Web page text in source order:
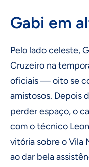
Gabi em
Pelo lado celeste,
Cruzeiro na
oficiais — oito se
amistosos. Depois
perder espaço, o
com o técnico
vitória sobre o Vila
ao dar bela